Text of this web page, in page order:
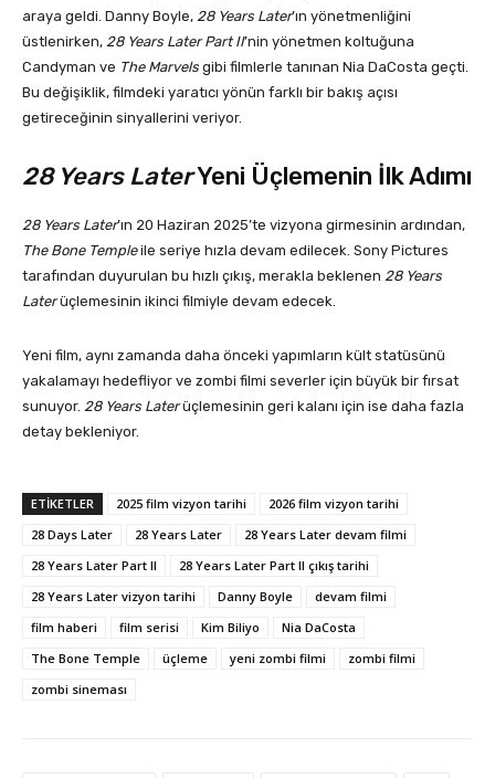
araya geldi. Danny Boyle, 28 Years Later’ın yönetmenliğini
üstlenirken, 28 Years Later Part II’nin yönetmen koltuğuna
Candyman ve The Marvels gibi filmlerle tanınan Nia DaCosta geçti.
Bu değişiklik, filmdeki yaratıcı yönün farklı bir bakış açısı
getireceğinin sinyallerini veriyor.
28 Years LaterYeni Üçlemenin İlk Adımı
28 Years Later’ın 20 Haziran 2025’te vizyona girmesinin ardından,
The Bone Templeile seriye hızla devam edilecek. Sony Pictures
tarafından duyurulan bu hızlı çıkış, merakla beklenen 28 Years
Laterüçlemesinin ikinci filmiyle devam edecek.
Yeni film, aynı zamanda daha önceki yapımların kült statüsünü
yakalamayı hedefliyor ve zombi filmi severler için büyük bir fırsat
sunuyor. 28 Years Laterüçlemesinin geri kalanı için ise daha fazla
detay bekleniyor.
ETIKETLER 2025 film vizyon tarihi
2026 film vizyon tarihi
28 Days Later
28 Years Later
28 Years Later devam filmi
28 Years Later Part II
28 Years Later Part II çıkış tarihi
28 Years Later vizyon tarihi
Danny Boyle
devam filmi
film haberi
film serisi Kim Biliyo
Nia DaCosta
The Bone Temple
üçleme yeni zombi filmi
zombi filmi
zombi sineması